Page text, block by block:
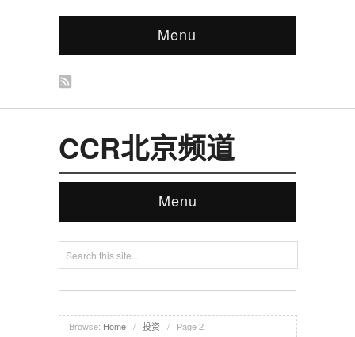
Menu
CCR北京频道
Menu
Browse: Home / 投资 / Page 2